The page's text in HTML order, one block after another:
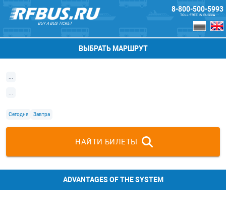
BUY A BUS TICKET
8-800-500-5993
TOLL-FREE IN RUSSIA
ВЫБРАТЬ МАРШРУТ
Сегодня Завтра
НАЙТИ БИЛЕТЫ
ADVANTAGES OF THE SYSTEM